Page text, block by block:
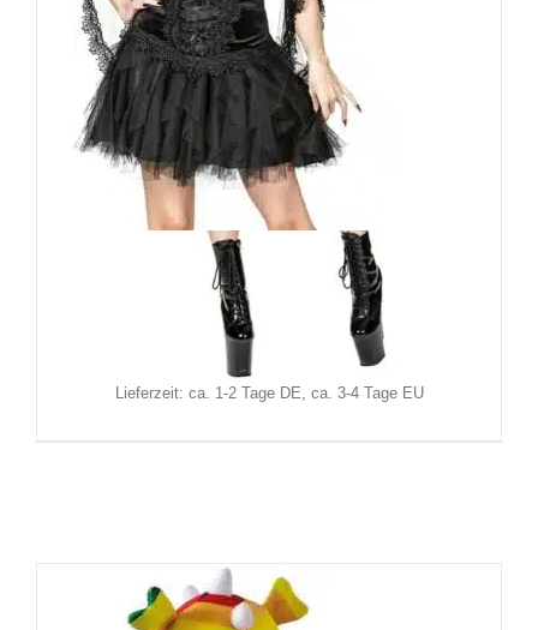
Sinister Minirock Civya
79,90
Inkl. MwSt.
zzgl.
Lieferzeit: ca. 1-2 Tage DE, ca. 3-4 Tage EU